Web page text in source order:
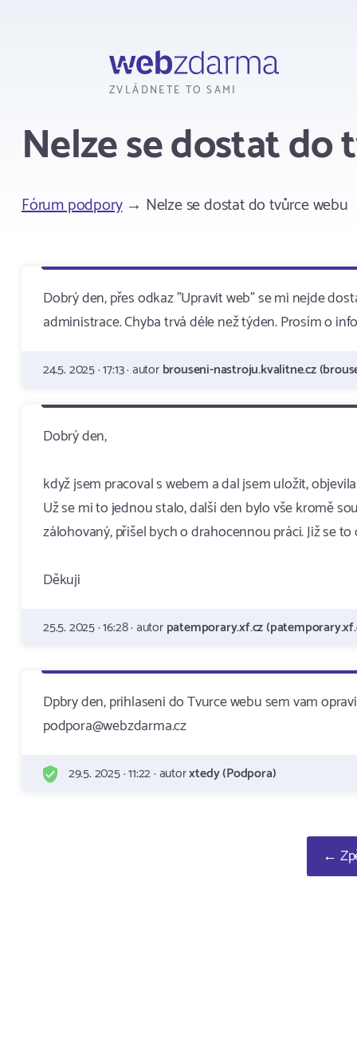
ZVLÁDNETE TO SAMI
Nelze se dostat do
Fórum podpory→ Nelze se dostat do tvůrce webu
Dobrý den, přes odkaz "Upravit web" se mi nejde
administrace. Chyba trvá déle než týden. Prosím o
24.5. 2025 · 17:13 · autorbrouseni-nastroju.kvalitne.cz
Dobrý den,
když jsem pracoval s webem a dal jsem uložit,
Už se mi to jednou stalo, další den bylo vše kromě
zálohovaný, přišel bych o drahocennou práci. Již se
Děkuji
25.5. 2025 · 16:28 · autorpatemporary.xf.cz
Dpbry den, prihlaseni do Tvurce webu sem vam
podpora@webzdarma.cz
29.5. 2025 · 11:22 · autorxtedy (Podpora)
←